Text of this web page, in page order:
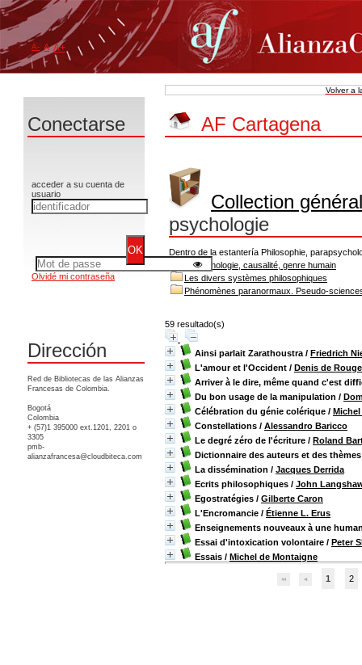
Volver a
AF Cartagena
Collection
psychologie
Dentro de la estantería Philosophie,
Epistémologie, causalité, genre humain
Les divers systèmes philosophiques
Phénomènes paranormaux. Pseudo-
59 resultado(s)
Ainsi parlait Zarathoustra / Friedrich
L'amour et l'Occident / Denis de
Arriver à le dire, même quand c'est
Du bon usage de la manipulation /
Célébration du génie colérique /
Constellations / Alessandro Baricco
Le degré zéro de l'écriture / Roland
Dictionnaire des auteurs et des
La dissémination / Jacques Derrida
Ecrits philosophiques / John
Egostratégies / Gilberte Caron
L'Encromancie / Étienne L. Erus
Enseignements nouveaux à une
Essai d'intoxication volontaire / Peter
Essais / Michel de Montaigne
1 2
A- A A+
Conectarse
acceder a su cuenta de
usuario
Olvidé mi contraseña
Dirección
Red de Bibliotecas de las Alianzas
Francesas de Colombia.
Bogotá
Colombia
+ (57)1 395000 ext.1201, 2201 o
3305
pmb-
alianzafrancesa@cloudbiteca.com